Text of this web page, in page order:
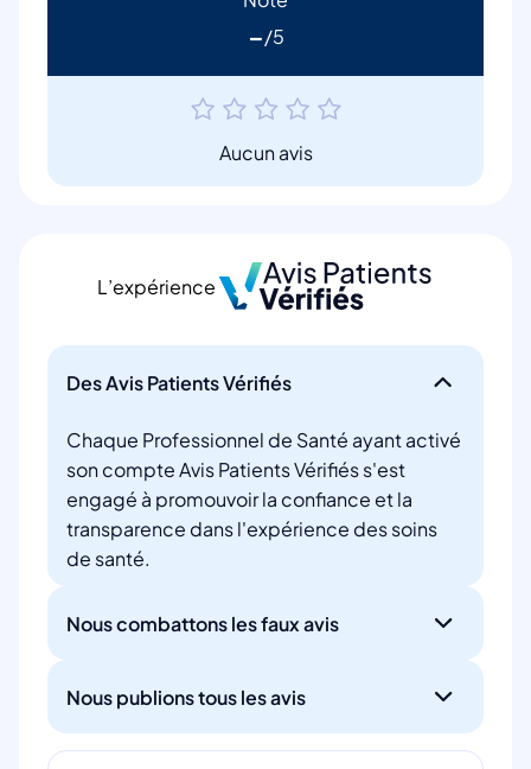
-
Aucun avis
L’expérience
Des Avis Patients Vérifiés
Chaque Professionnel de Santé ayant activé
son compte Avis Patients Vérifiés s'est
engagé à promouvoir la confiance et la
transparence dans l'expérience des soins
de santé.
Nous combattons les faux avis
Nous publions tous les avis